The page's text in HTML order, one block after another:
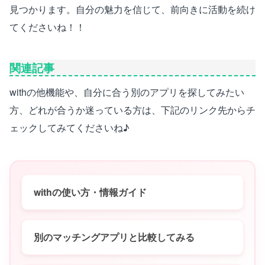
見つかります。自分の魅力を信じて、前向きに活動を続け
てくださいね！！
関連記事
withの他機能や、自分に合う別のアプリを探してみたい
方、どれが合うか迷っている方は、下記のリンク先からチ
ェックしてみてくださいね♪
withの使い方・情報ガイド
別のマッチングアプリと比較してみる